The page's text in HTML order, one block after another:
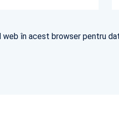
în acest browser pentru